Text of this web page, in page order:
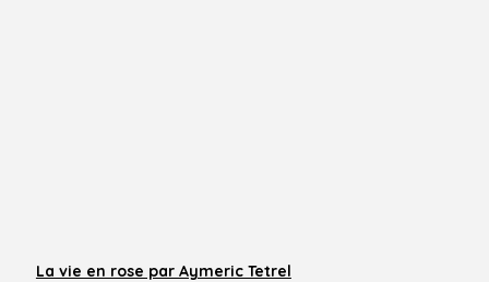
La vie en rose par Aymeric Tetrel